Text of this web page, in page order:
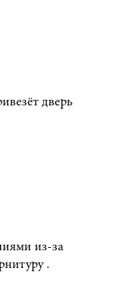
дверь
из-за
.